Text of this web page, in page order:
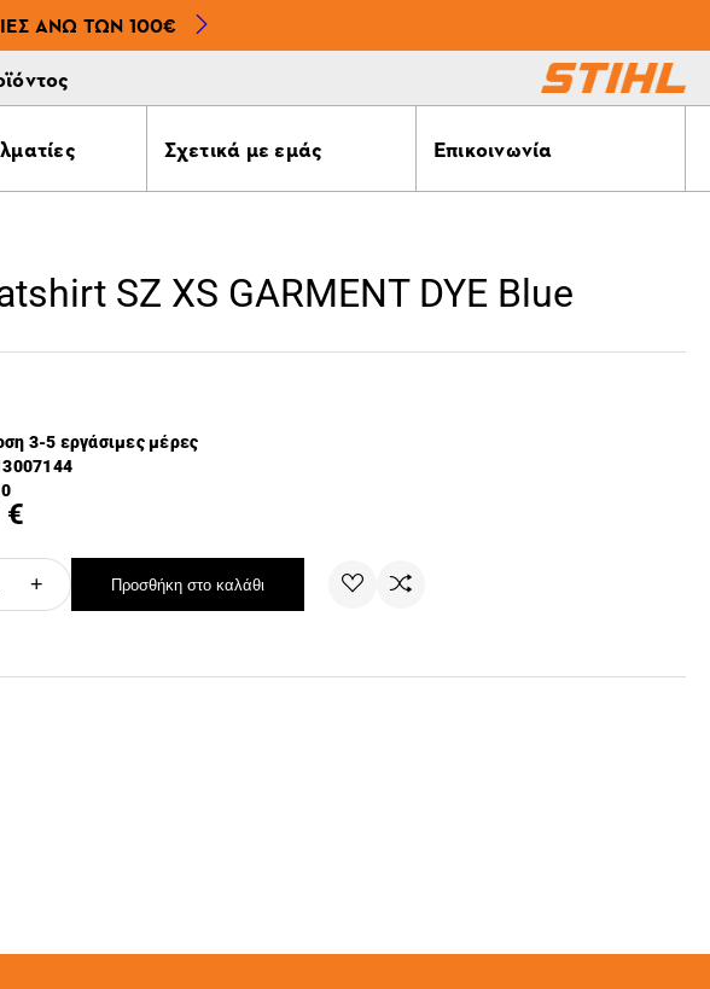
ΆΝΩ ΤΩΝ 100€
Σχετικά με εμάς Επικοινωνία
SZ XS GARMENT DYE Blue
3-5 εργάσιμες μέρες
0
€
+ Προσθήκη στο καλάθι